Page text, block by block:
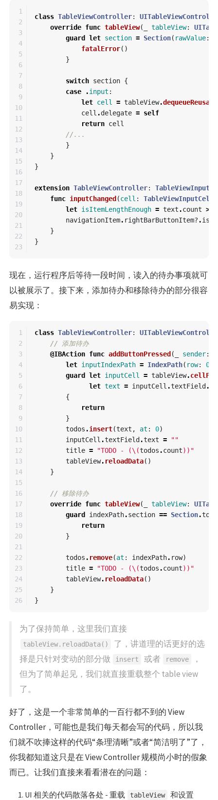
1
2
3
4
5
6
7
8
9
10
11
12
13
14
15
16
17
18
19
20
21
22
class TableViewController:
override func tableView( tableView:
guard
let section = Section( rawValue:
fatalError()
}
switch section {
case
.input :
let cell = tableView.
cell .delegate = self
return cell
//...
}
}
}
extension TableViewController:
func inputChanged (cell : TableViewInputCell
let isItemLengthEnough = text .count >=
navigationItem. rightBarButtonItem? .
}
}
现在，运行程序后等待一段时间，读入的待办事项就可
以被展示了。接下来，添加待办和移除待办的部分很容
易实现：
1
2
3
4
5
6
7
8
9
10
11
12
13
14
15
16
17
18
19
20
21
22
23
24
25
class TableViewController:
// 添加待办
@IBAction func addButtonPressed ( sender:
let inputIndexPath = IndexPath( row: 0
guard
let inputCell = tableView.
let text = inputCell .textField .
{
return
}
todos .insert(text , at : 0)
inputCell .textField .text =
""
title = "TODO - (\(todos .count) )"
tableView. reloadData()
}
// 移除待办
override func tableView( tableView:
guard
indexPath.section == Section.
return
}
todos . remove(at : indexPath. row)
title = "TODO - (\(todos .count) )"
tableView. reloadData()
}
}
为了保持简单，这里我们直接
tableView.reloadData()
了，讲道理的话更好的选
择是只针对变动的部分做
insert 或者 remove
，
但为了简单起见，我们就直接重载整个 table view
了。
好了，这是一个非常简单的一百行都不到的 View
Controller，可能也是我们每天都会写的代码，所以我
们就不吹捧这样的代码“条理清晰”或者“简洁明了”了，
你我都知道这只是在 View Controller 规模尚小时的假象
而已。让我们直接来看看潜在的问题：
UI 相关的代码散落各处 - 重载 tableView 和设置